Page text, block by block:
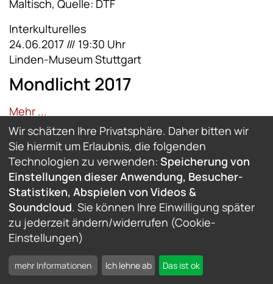
Interkulturelles
24.06.2017 /// 19:30 Uhr
Linden-Museum Stuttgart
Mondlicht 2017
Mehr ...
Interkulturelles
13.11.2015 /// 19:00 Uhr
Restaurant Charisma Bootshaus
Griechisch-Türkischer Abend
Mehr ...
Wir schätzen Ihre Privatsphäre. Daher bitten wir
Sie hiermit um Erlaubnis, die folgenden
Technologien zu verwenden: Speicherung von
Einstellungen dieser Anwendung, Besucher-
Statistiken, Abspielen von Videos &
Soundcloud. Sie können Ihre Einwilligung später
zu jederzeit ändern/widerrufen (Cookie-
Einstellungen)
mehr Informationen Ich lehne ab Das ist ok